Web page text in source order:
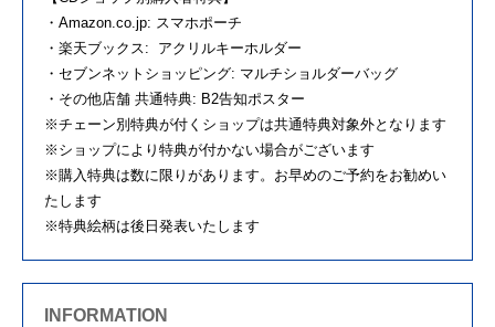
・Amazon.co.jp: スマホポーチ
・楽天ブックス: アクリルキーホルダー
・セブンネットショッピング: マルチショルダーバッグ
・その他店舗 共通特典: B2告知ポスター
※チェーン別特典が付くショップは共通特典対象外となります
※ショップにより特典が付かない場合がございます
※購入特典は数に限りがあります。お早めのご予約をお勧めい
たします
※特典絵柄は後日発表いたします
INFORMATION